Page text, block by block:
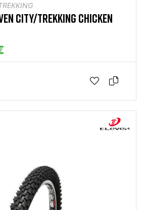
CITY/TREKKING CHICKEN